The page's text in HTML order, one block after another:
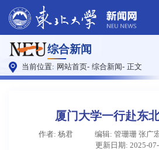
综合新闻
当前位置: 网站首页- 综合新闻- 正文
厦门大学一行赴东
作者: 杨君 编辑: 管珊珊 张广
更新日期: 2025-
原